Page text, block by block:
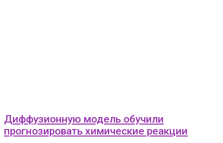
Диффузионную модель обучили
прогнозировать химические реакции